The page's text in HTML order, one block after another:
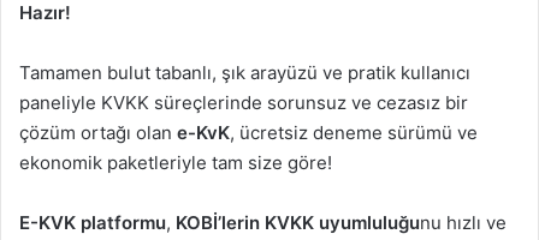
Hazır!
Tamamen bulut tabanlı, şık arayüzü ve pratik kullanıcı
paneliyle KVKK süreçlerinde sorunsuz ve cezasız bir
çözüm ortağı olan e-KvK, ücretsiz deneme sürümü ve
ekonomik paketleriyle tam size göre!
E-KVK platformu, KOBİ’lerin KVKK uyumluluğunu hızlı ve